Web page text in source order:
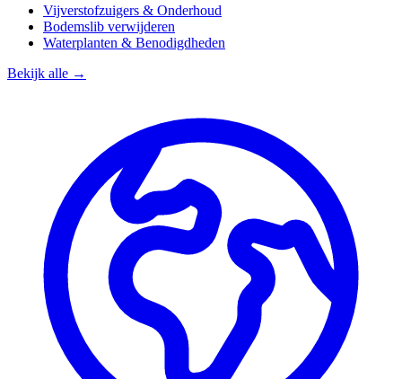
Vijverstofzuigers & Onderhoud
Bodemslib verwijderen
Waterplanten & Benodigdheden
Bekijk alle →